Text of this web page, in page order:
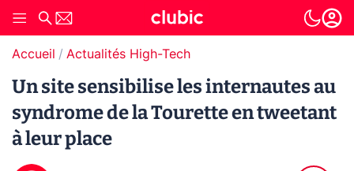
Accueil Actualités High-Tech
Un site sensibilise les internautes au
syndrome de la Tourette en tweetant
à leur place